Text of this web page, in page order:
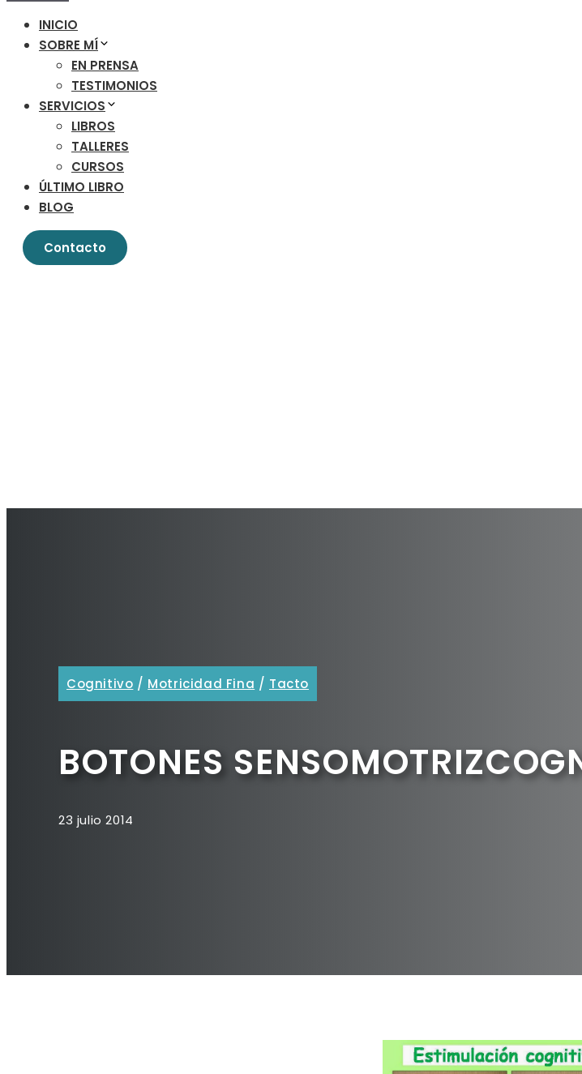
INICIO
SOBRE MÍ
EN PRENSA
TESTIMONIOS
SERVICIOS
LIBROS
TALLERES
CURSOS
ÚLTIMO LIBRO
BLOG
Contacto
Cognitivo / Motricidad Fina / Tacto
BOTONES
23 julio 2014